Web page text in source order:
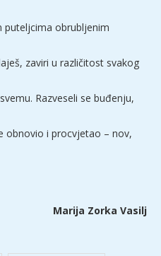
puteljcima obrubljenim
zaviri u različitost svakog
Razveseli se buđenju,
obnovio i procvjetao – nov,
Marija Zorka Vasilj